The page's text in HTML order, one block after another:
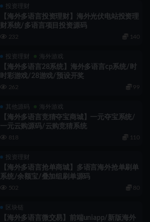
投资理财
【海外多语言投资理财】海外光伏电站投资理
财系统/多语言项目投资源码
232 140
投资理财 海外游戏
【海外多语言28系统】海外多语言cp系统/时
时彩游戏/28游戏/预设开奖
262 99
其他源码 海外游戏
【海外多语言竞猜夺宝商城】一元夺宝系统/
一元云购源码/云购竞猜系统
818 110
投资理财
【海外多语言抢单商城】多语言海外抢单刷单
系统/余额宝/叠加组刷单源码
502 80
区块链
【海外多语言微交易】前端uniapp/新版海外